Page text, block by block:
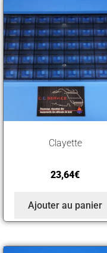
Clayette
23,64€
Ajouter au panier